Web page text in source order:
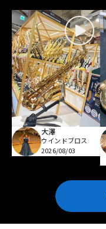
大澤
ウインドブロス
2026/08/03